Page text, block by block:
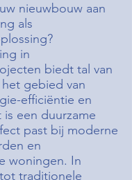
nieuwbouw aan
als
in
biedt tal van
gebied van
efficiëntie en
een duurzame
past bij moderne
en
woningen. In
traditionele